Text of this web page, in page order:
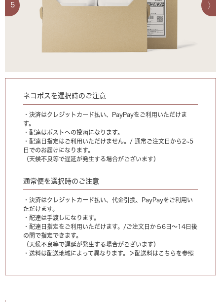
5
ネコポスを選択時のご注意
・決済はクレジットカード払い、PayPayをご利用いただけま
す。
・配達はポストへの投函になります。
・配達日指定はご利用いただけません。/ 通常ご注文日から2~5
日でのお届けになります。
（天候不良等で遅延が発生する場合がございます）
通常便を選択時のご注意
・決済はクレジットカード払い、代金引換、PayPayをご利用い
ただけます。
・配達は手渡しになります。
・配達日指定をご利用いただけます。/ご注文日から6日〜14日後
の間で指定できます。
（天候不良等で遅延が発生する場合がございます）
・送料は配送地域によって異なります。
＞配送料はこちらを参照